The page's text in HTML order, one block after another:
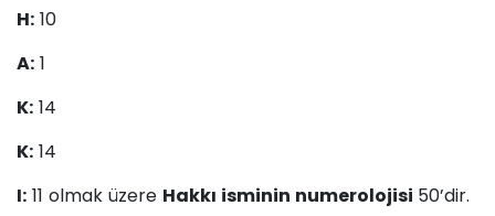
H: 10
A: 1
K: 14
K: 14
I: 11 olmak üzere Hakkı isminin numerolojisi 50’dir.